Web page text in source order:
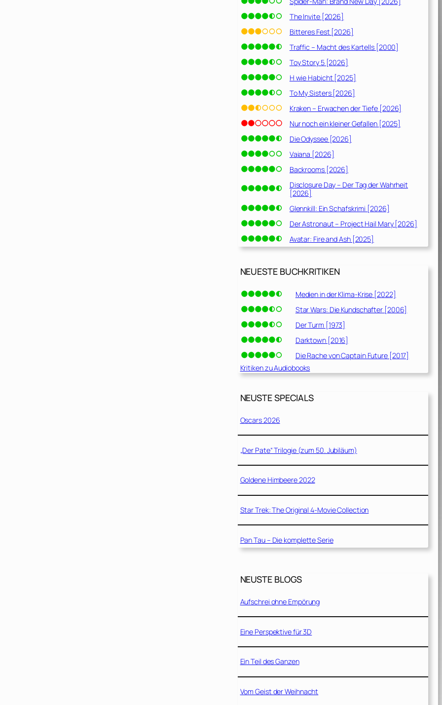
The Invite [2026]
Bitteres Fest [2026]
Traffic – Macht des Kartells [2000]
Toy Story 5 [2026]
H wie Habicht [2025]
To My Sisters [2026]
Kraken – Erwachen der Tiefe [2026]
Nur noch ein kleiner Gefallen [2025]
Die Odyssee [2026]
Vaiana [2026]
Backrooms [2026]
Disclosure Day – Der Tag der Wahrheit
[2026]
Glennkill: Ein Schafskrimi [2026]
Der Astronaut – Project Hail Mary [2026]
Avatar: Fire and Ash [2025]
NEUESTE BUCHKRITIKEN
Medien in der Klima-Krise [2022]
Star Wars: Die Kundschafter [2006]
Der Turm [1973]
Darktown [2016]
Die Rache von Captain Future [2017]
Kritiken zu Audiobooks
NEUSTE SPECIALS
Oscars 2026
„Der Pate“ Trilogie (zum 50. Jubiläum)
Goldene Himbeere 2022
Star Trek: The Original 4-Movie Collection
Pan Tau – Die komplette Serie
NEUSTE BLOGS
Aufschrei ohne Empörung
Eine Perspektive für 3D
Ein Teil des Ganzen
Vom Geist der Weihnacht